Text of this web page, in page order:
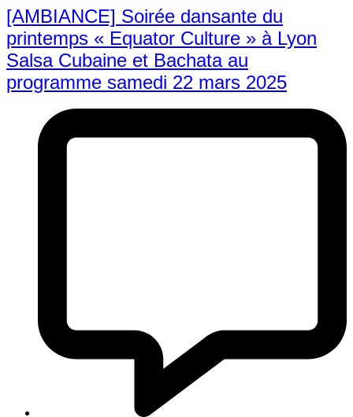
[AMBIANCE] Soirée dansante du
printemps « Equator Culture » à Lyon
Salsa Cubaine et Bachata au
programme samedi 22 mars 2025